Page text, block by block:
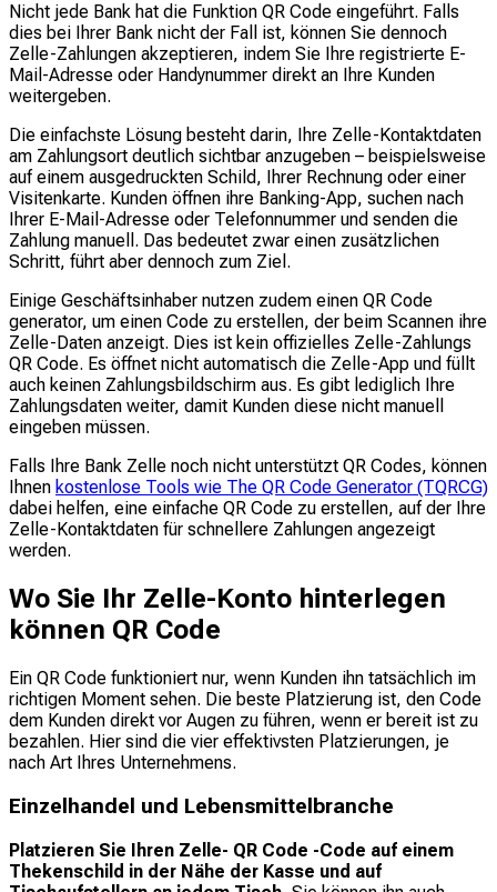
Nicht jede Bank hat die Funktion QR Code eingeführt. Falls
dies bei Ihrer Bank nicht der Fall ist, können Sie dennoch
Zelle-Zahlungen akzeptieren, indem Sie Ihre registrierte E-
Mail-Adresse oder Handynummer direkt an Ihre Kunden
weitergeben.
Die einfachste Lösung besteht darin, Ihre Zelle-Kontaktdaten
am Zahlungsort deutlich sichtbar anzugeben – beispielsweise
auf einem ausgedruckten Schild, Ihrer Rechnung oder einer
Visitenkarte. Kunden öffnen ihre Banking-App, suchen nach
Ihrer E-Mail-Adresse oder Telefonnummer und senden die
Zahlung manuell. Das bedeutet zwar einen zusätzlichen
Schritt, führt aber dennoch zum Ziel.
Einige Geschäftsinhaber nutzen zudem einen QR Code
generator, um einen Code zu erstellen, der beim Scannen ihre
Zelle-Daten anzeigt. Dies ist kein offizielles Zelle-Zahlungs
QR Code. Es öffnet nicht automatisch die Zelle-App und füllt
auch keinen Zahlungsbildschirm aus. Es gibt lediglich Ihre
Zahlungsdaten weiter, damit Kunden diese nicht manuell
eingeben müssen.
Falls Ihre Bank Zelle noch nicht unterstützt QR Codes, können
Ihnen kostenlose Tools wie The QR Code Generator (TQRCG)
dabei helfen, eine einfache QR Code zu erstellen, auf der Ihre
Zelle-Kontaktdaten für schnellere Zahlungen angezeigt
werden.
Wo Sie Ihr Zelle-Konto hinterlegen
können QR Code
Ein QR Code funktioniert nur, wenn Kunden ihn tatsächlich im
richtigen Moment sehen. Die beste Platzierung ist, den Code
dem Kunden direkt vor Augen zu führen, wenn er bereit ist zu
bezahlen. Hier sind die vier effektivsten Platzierungen, je
nach Art Ihres Unternehmens.
Einzelhandel und Lebensmittelbranche
Platzieren Sie Ihren Zelle- QR Code -Code auf einem
Thekenschild in der Nähe der Kasse und auf